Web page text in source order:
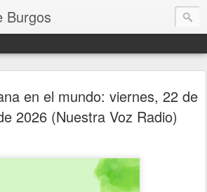
Burgos
en el mundo: viernes, 22 de
2026 (Nuestra Voz Radio)